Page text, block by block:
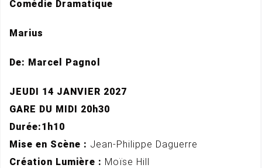
Comédie Dramatique
Marius
De: Marcel Pagnol
JEUDI 14 JANVIER 2027
GARE DU MIDI 20h30
Durée:1h10
Mise en Scène : Jean-Philippe Daguerre
Création Lumière : Moïse Hill